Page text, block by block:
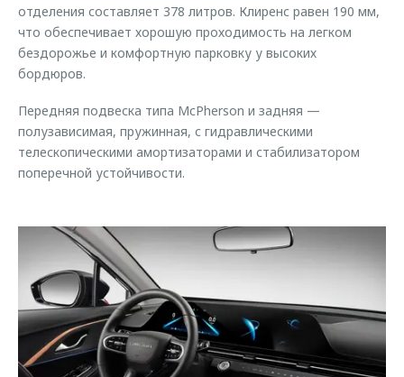
отделения составляет 378 литров. Клиренс равен 190 мм,
что обеспечивает хорошую проходимость на легком
бездорожье и комфортную парковку у высоких
бордюров.
Передняя подвеска типа McPherson и задняя —
полузависимая, пружинная, с гидравлическими
телескопическими амортизаторами и стабилизатором
поперечной устойчивости.